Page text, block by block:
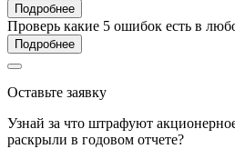
Подробнее
Проверь какие 5 ошибок есть в
Подробнее
Оставьте заявку
Узнай за что штрафуют
раскрыли в годовом отчете?